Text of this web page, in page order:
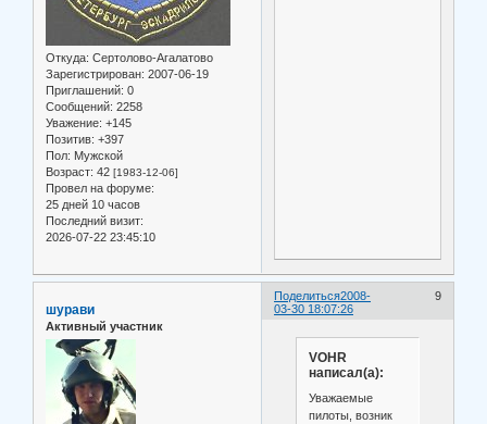
Откуда: Сертолово-Агалатово
Зарегистрирован: 2007-06-19
Приглашений: 0
Сообщений: 2258
Уважение: +145
Позитив: +397
Пол: Мужской
Возраст: 42 [1983-12-06]
Провел на форуме:
25 дней 10 часов
Последний визит:
2026-07-22 23:45:10
Поделиться 9
2008-
03-30 18:07:26
шурави
Активный участник
VOHR
написал(а):
Уважаемые
пилоты, возник